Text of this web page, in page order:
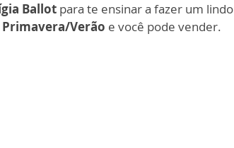
Ballot para te ensinar a fazer um lindo
Verão e você pode vender.